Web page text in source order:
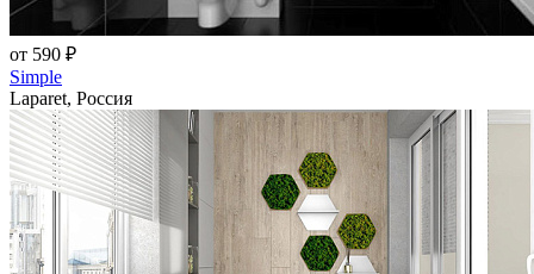
от 590 ₽
Simple
Laparet, Россия